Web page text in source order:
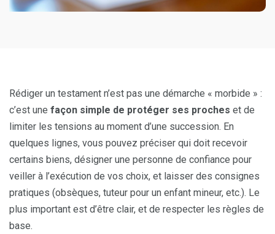
Rédiger un testament n’est pas une démarche « morbide » :
c’est une façon simple de protéger ses proches et de
limiter les tensions au moment d’une succession. En
quelques lignes, vous pouvez préciser qui doit recevoir
certains biens, désigner une personne de confiance pour
veiller à l’exécution de vos choix, et laisser des consignes
pratiques (obsèques, tuteur pour un enfant mineur, etc.). Le
plus important est d’être clair, et de respecter les règles de
base.